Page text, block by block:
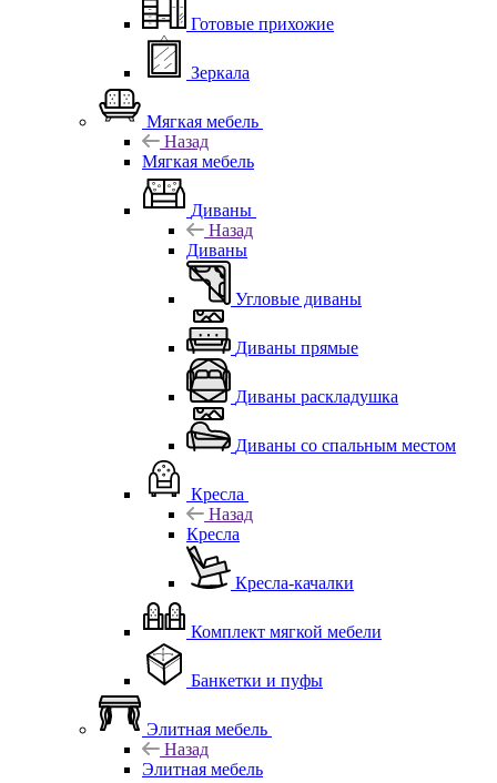
Готовые прихожие
Зеркала
Мягкая мебель
Назад
Мягкая мебель
Диваны
Назад
Диваны
Угловые диваны
Диваны прямые
Диваны раскладушка
Диваны со спальным местом
Кресла
Назад
Кресла
Кресла-качалки
Комплект мягкой мебели
Банкетки и пуфы
Элитная мебель
Назад
Элитная мебель